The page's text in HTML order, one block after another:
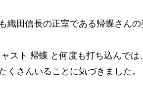
織田信長の正室である帰蝶さんの
スト 帰蝶 と何度も打ち込んで
くさんいることに気づきました。